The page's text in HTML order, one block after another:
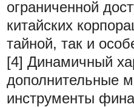
ограниченной
китайских
тайной, так и
[4] Динамичный
дополнительные
инструменты